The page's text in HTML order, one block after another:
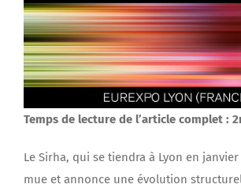
Temps de lecture de l’article complet :
Le Sirha, qui se tiendra à Lyon en janvier
mue et annonce une évolution